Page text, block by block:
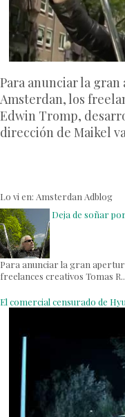
Para anunciar la
Amsterdan, los
Edwin Tromp,
dirección de Maikel
Lo vi en: Amsterdan Adblog
Deja de soñar
Para anunciar la gran
freelances creativos Tomas
El comercial censurado de